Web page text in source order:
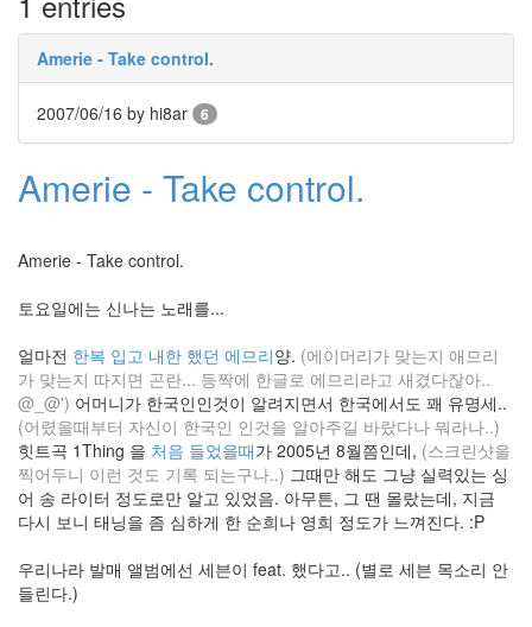
Amerie - Take control.
2007/06/16 by hi8ar 6
Amerie - Take control.
Amerie - Take control.
토요일에는 신나는 노래를...
얼마전 한복 입고 내한 했던 에므리양. (에이머리가 맞는지 애므리
가 맞는지 따지면 곤란... 등짝에 한글로 에므리라고 새겼다잖아..
@_@') 어머니가 한국인인것이 알려지면서 한국에서도 꽤 유명세..
(어렸을때부터 자신이 한국인 인것을 알아주길 바랐다나 뭐라나..)
힛트곡 1Thing 을 처음 들었을때가 2005년 8월쯤인데, (스크린샷을
찍어두니 이런 것도 기록 되는구나..) 그때만 해도 그냥 실력있는 싱
어 송 라이터 정도로만 알고 있었음. 아무튼, 그 땐 몰랐는데, 지금
다시 보니 태닝을 좀 심하게 한 순희나 영희 정도가 느껴진다. :P
우리나라 발매 앨범에선 세븐이 feat. 했다고.. (별로 세븐 목소리 안
들린다.)
Tag
Cloud
이
스
에
스
IM
Red
모
토
로
라
Xero
아
파